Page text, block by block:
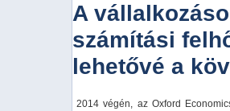
A
számítási
lehetővé a
2014 végén, az Oxford